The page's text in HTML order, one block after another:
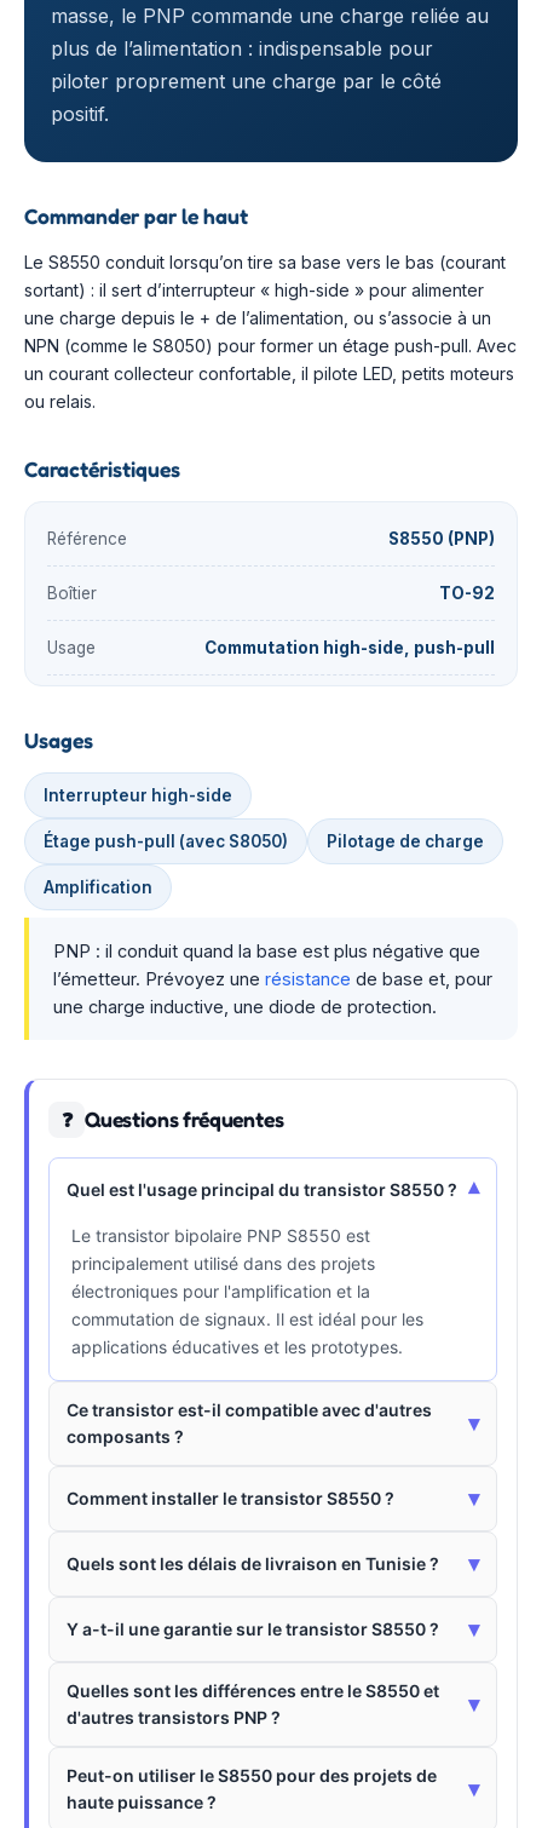
masse, le PNP commande une charge reliée au
plus de l’alimentation : indispensable pour
piloter proprement une charge par le côté
positif.
Commander par le haut
Le S8550 conduit lorsqu’on tire sa base vers le bas (courant
sortant) : il sert d’interrupteur « high-side » pour alimenter
une charge depuis le + de l’alimentation, ou s’associe à un
NPN (comme le S8050) pour former un étage push-pull. Avec
un courant collecteur confortable, il pilote LED, petits moteurs
ou relais.
Caractéristiques
Référence S8550 (PNP)
Boîtier TO-92
Usage Commutation high-side, push-pull
Usages
Interrupteur high-side
Étage push-pull (avec S8050) Pilotage de charge
Amplification
PNP : il conduit quand la base est plus négative que
l’émetteur. Prévoyez une résistance de base et, pour
une charge inductive, une diode de protection.
❓ Questions fréquentes
Quel est l'usage principal du transistor S8550 ? ▾
Le transistor bipolaire PNP S8550 est
principalement utilisé dans des projets
électroniques pour l'amplification et la
commutation de signaux. Il est idéal pour les
applications éducatives et les prototypes.
Ce transistor est-il compatible avec d'autres
composants ?
▾
Comment installer le transistor S8550 ? ▾
Quels sont les délais de livraison en Tunisie ? ▾
Y a-t-il une garantie sur le transistor S8550 ? ▾
Quelles sont les différences entre le S8550 et
d'autres transistors PNP ?
▾
Peut-on utiliser le S8550 pour des projets de
haute puissance ?
▾